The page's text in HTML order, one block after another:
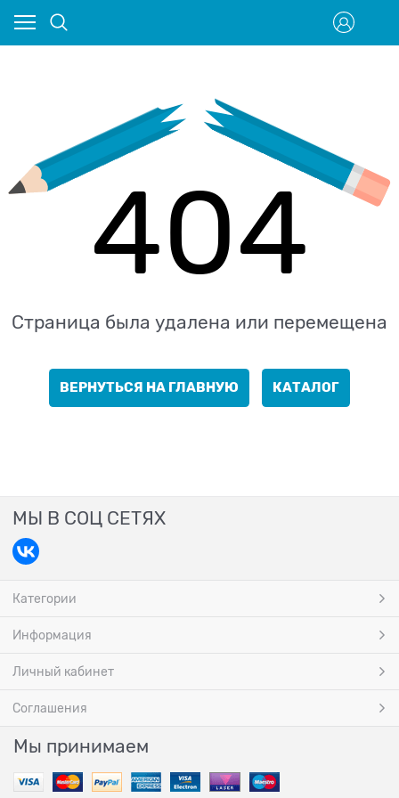
404
Страница была удалена или перемещена
ВЕРНУТЬСЯ НА ГЛАВНУЮ КАТАЛОГ
МЫ В СОЦ СЕТЯХ
Категории
Информация
Личный кабинет
Соглашения
Мы принимаем